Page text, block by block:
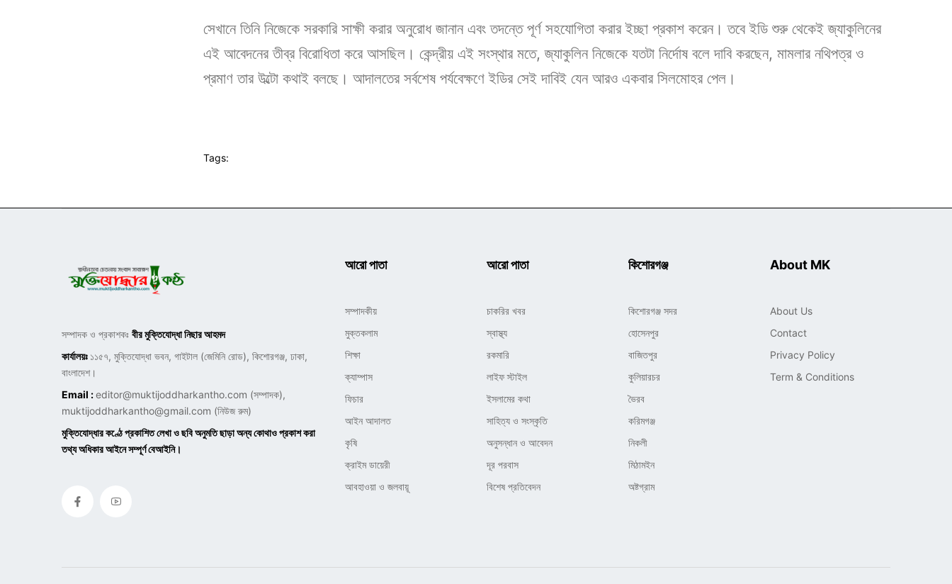
সেখানে তিনি নিজেকে সরকারি সাক্ষী করার অনুরোধ জানান এবং তদন্তে পূর্ণ সহযোগিতা করার ইচ্ছা প্রকাশ করেন। তবে ইডি শুরু থেকেই জ্যাকুলিনের
এই আবেদনের তীব্র বিরোধিতা করে আসছিল। কেন্দ্রীয় এই সংস্থার মতে, জ্যাকুলিন নিজেকে যতটা নির্দোষ বলে দাবি করছেন, মামলার নথিপত্র ও
প্রমাণ তার উল্টো কথাই বলছে। আদালতের সর্বশেষ পর্যবেক্ষণে ইডির সেই দাবিই যেন আরও একবার সিলমোহর পেল।
Tags:
সম্পাদক ও প্রকাশকঃ বীর মুক্তিযোদ্ধা নিছার আহমদ
কার্যালয়ঃ ১১৫৭, মুক্তিযোদ্ধা ভবন, গাইটাল (জেমিনি রোড), কিশোরগঞ্জ, ঢাকা,
বাংলাদেশ।
Email :editor@muktijoddharkantho.com (সম্পাদক),
muktijoddharkantho@gmail.com (নিউজ রুম)
মুক্তিযোদ্ধার কণ্ঠে প্রকাশিত লেখা ও ছবি অনুমতি ছাড়া অন্য কোথাও প্রকাশ করা
তথ্য অধিকার আইনে সম্পূর্ণ বেআইনি।
আরো পাতা
সম্পাদকীয়
মুক্তকলাম
শিক্ষা
ক্যাম্পাস
ফিচার
আইন আদালত
কৃষি
ক্রাইম ডায়েরী
আবহাওয়া ও জলবায়ূ
আরো পাতা
চাকরির খবর
স্বাস্থ্য
রকমারি
লাইফ স্টাইল
ইসলামের কথা
সাহিত্য ও সংস্কৃতি
অনুসন্ধান ও আবেদন
দূর পরবাস
বিশেষ প্রতিবেদন
কিশোরগঞ্জ
কিশোরগঞ্জ সদর
হোসেনপুর
বাজিতপুর
কুলিয়ারচর
ভৈরব
করিমগঞ্জ
নিকলী
মিঠামইন
অষ্টগ্রাম
About MK
About Us
Contact
Privacy Policy
Term & Conditions